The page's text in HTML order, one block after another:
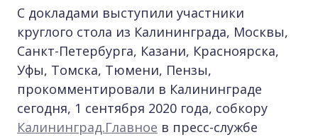
С докладами выступили участники
круглого стола из Калининграда, Москвы,
Санкт-Петербурга, Казани, Красноярска,
Уфы, Томска, Тюмени, Пензы,
прокомментировали в Калининграде
сегодня, 1 сентября 2020 года, собкору
Калининград.Главное в пресс-службе